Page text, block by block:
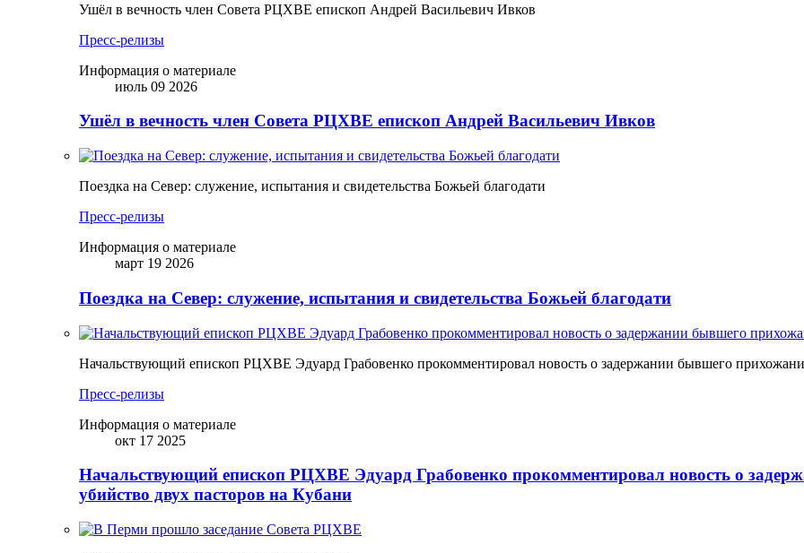
Ушёл в вечность член Совета РЦХВЕ епископ Андрей Васильевич Ивков
Пресс-релизы
Информация о материале
июль 09 2026
Ушёл в вечность член Совета РЦХВЕ епископ Андрей Васильевич Ивков
Поездка на Север: служение, испытания и свидетельства Божьей благодати
Пресс-релизы
Информация о материале
март 19 2026
Поездка на Север: служение, испытания и свидетельства Божьей благодати
Начальствующий епископ РЦХВЕ Эдуард Грабовенко прокомментировал новость о задержании бывшего
Пресс-релизы
Информация о материале
окт 17 2025
Начальствующий епископ РЦХВЕ Эдуард Грабовенко прокомментировал новость о
убийство двух пасторов на Кубани